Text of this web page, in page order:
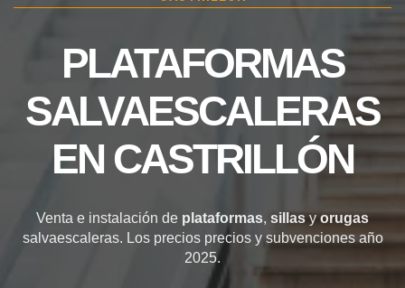
PLATAFORMAS
SALVAESCALERAS
EN CASTRILLÓN
Venta e instalación de plataformas, sillasyorugas
salvaescaleras. Los precios precios y subvenciones año
2025.